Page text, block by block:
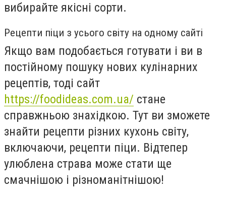
вибирайте якісні сорти.
Рецепти піци з усього світу на одному сайті
Якщо вам подобається готувати і ви в
постійному пошуку нових кулінарних
рецептів, тоді сайт
https://foodideas.com.ua/ стане
справжньою знахідкою. Тут ви зможете
знайти рецепти різних кухонь світу,
включаючи, рецепти піци. Відтепер
улюблена страва може стати ще
смачнішою і різноманітнішою!